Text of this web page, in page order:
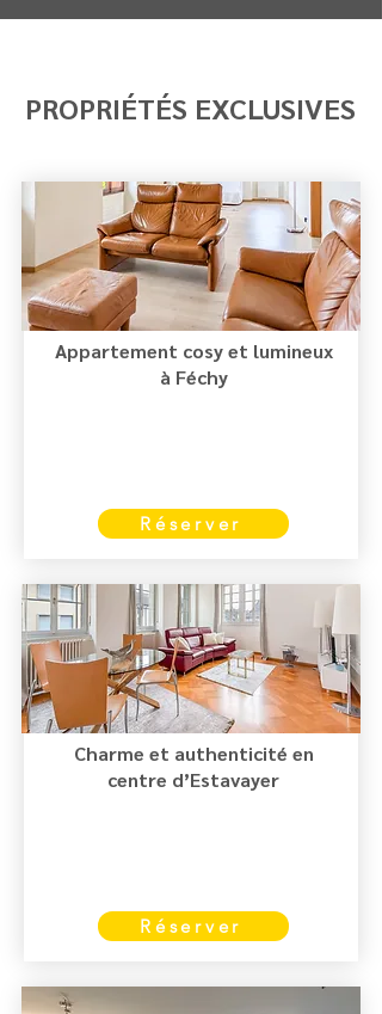
PROPRIÉTÉS EXCLUSIVES
Appartement cosy et lumineux
à Féchy
Réserver
Charme et authenticité en
centre d’Estavayer
Réserver